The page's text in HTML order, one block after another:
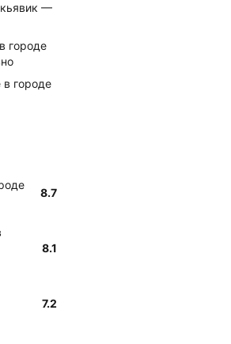
—
городе
городе
8.7
8.1
7.2